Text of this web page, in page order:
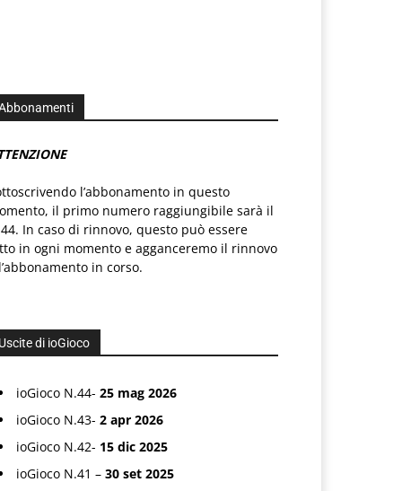
l’abbonamento in questo
il primo numero raggiungibile sarà il
In caso di rinnovo, questo può essere
in ogni momento e agganceremo il rinnovo
in corso.
Uscite di ioGioco
ioGioco N.44- 25 mag 2026
ioGioco N.43- 2 apr 2026
ioGioco N.42- 15 dic 2025
ioGioco N.41 – 30 set 2025